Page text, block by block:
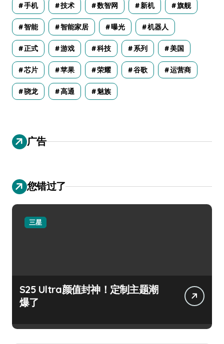
手机 技术 数智网 新机 旗舰
智能 智能家居 曝光 机器人
正式 游戏 科技 系列 美国
芯片 苹果 荣耀 谷歌 运营商
骁龙 高通 魅族
广告
您错过了
三星
S25 Ultra颜值封神！定制主题潮
爆了